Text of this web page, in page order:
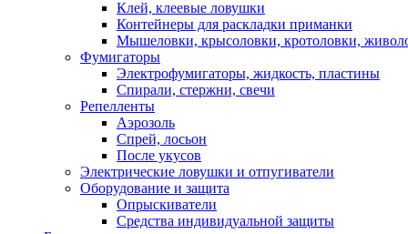
Клей, клеевые ловушки
Контейнеры для раскладки приманки
Мышеловки, крысоловки, кротоловки,
Фумигаторы
Электрофумигаторы, жидкость, пластины
Спирали, стержни, свечи
Репелленты
Аэрозоль
Спрей, лосьон
После укусов
Электрические ловушки и отпугиватели
Оборудование и защита
Опрыскиватели
Средства индивидуальной защиты